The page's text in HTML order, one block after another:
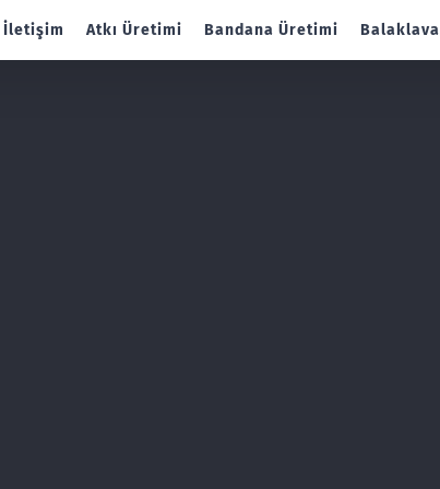
İletişim Atkı Üretimi Bandana Üretimi Balaklava